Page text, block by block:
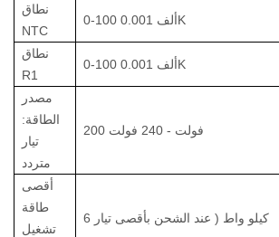
نطاق
NTC
0-100 ألف0.001K
نطاق
R1
0-100 ألف0.001K
مصدر
الطاقة:
تيار
متردد
200 فولت - 240 فولت
أقصى
طاقة
تشغيل
6 كيلو واط ( عند الشحن بأقصى تيار